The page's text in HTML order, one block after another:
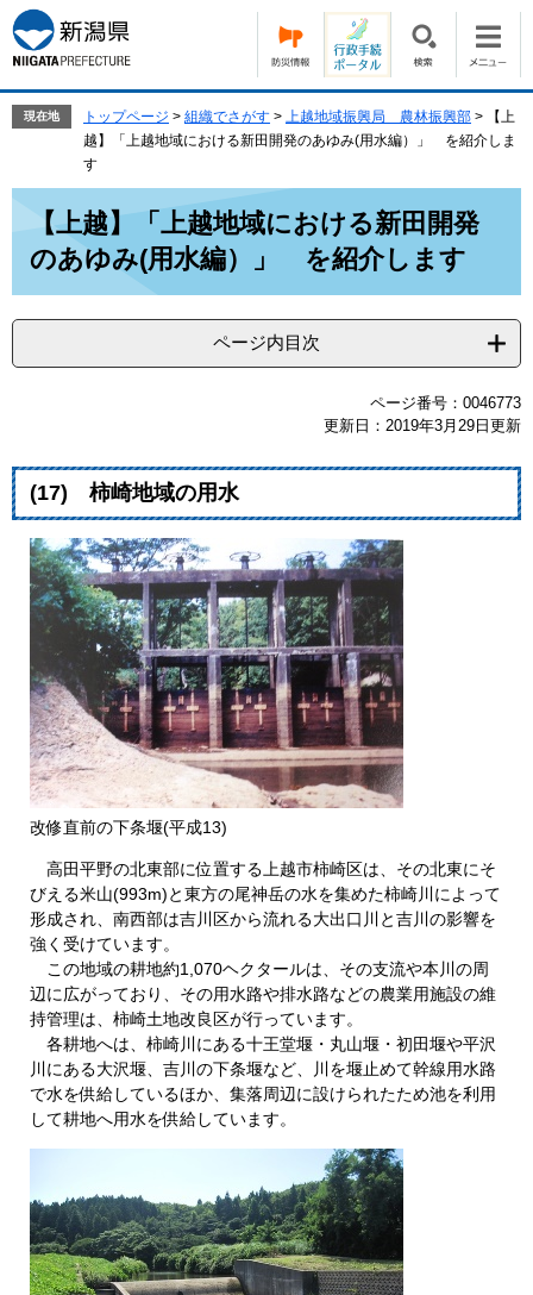
ー
ジ
の
す。
ニ
ュ
ー
し
現在地 トップページ > 組織でさがす > 上越地域振興局 農林振興部 >
【上
越】「上越地域における新田開発のあゆみ(用水編）」 を紹介しま
す
【上越】「上越地域における新田開発
のあゆみ(用水編）」 を紹介します
ページ内目次
ページ番号：0046773
更新日：2019年3月29日更新
(17) 柿崎地域の用水
改修直前の下条堰(平成13)
高田平野の北東部に位置する上越市柿崎区は、その北東にそ
びえる米山(993m)と東方の尾神岳の水を集めた柿崎川によって
形成され、南西部は吉川区から流れる大出口川と吉川の影響を
強く受けています。
この地域の耕地約1,070ヘクタールは、その支流や本川の周
辺に広がっており、その用水路や排水路などの農業用施設の維
持管理は、柿崎土地改良区が行っています。
各耕地へは、柿崎川にある十王堂堰・丸山堰・初田堰や平沢
川にある大沢堰、吉川の下条堰など、川を堰止めて幹線用水路
で水を供給しているほか、集落周辺に設けられたため池を利用
して耕地へ用水を供給しています。